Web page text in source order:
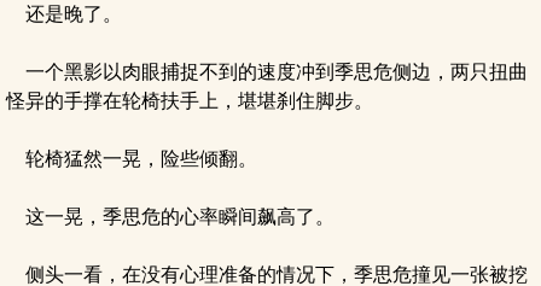
还是晚了。
一个黑影以肉眼捕捉不到的速度冲到季思危侧边，两只扭曲
怪异的手撑在轮椅扶手上，堪堪刹住脚步。
轮椅猛然一晃，险些倾翻。
这一晃，季思危的心率瞬间飙高了。
侧头一看，在没有心理准备的情况下，季思危撞见一张被挖